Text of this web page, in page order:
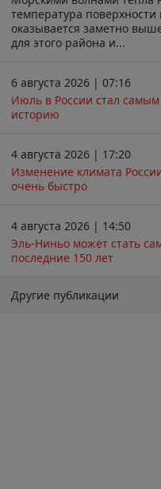
температура
оказывается заметно
для этого района и...
6 августа 2026 | 07:16
Июль в России стал
историю
4 августа 2026 | 17:20
Изменение климата
очень быстро
4 августа 2026 | 14:50
Эль-Ниньо может стать
последние 150 лет
Другие публикации